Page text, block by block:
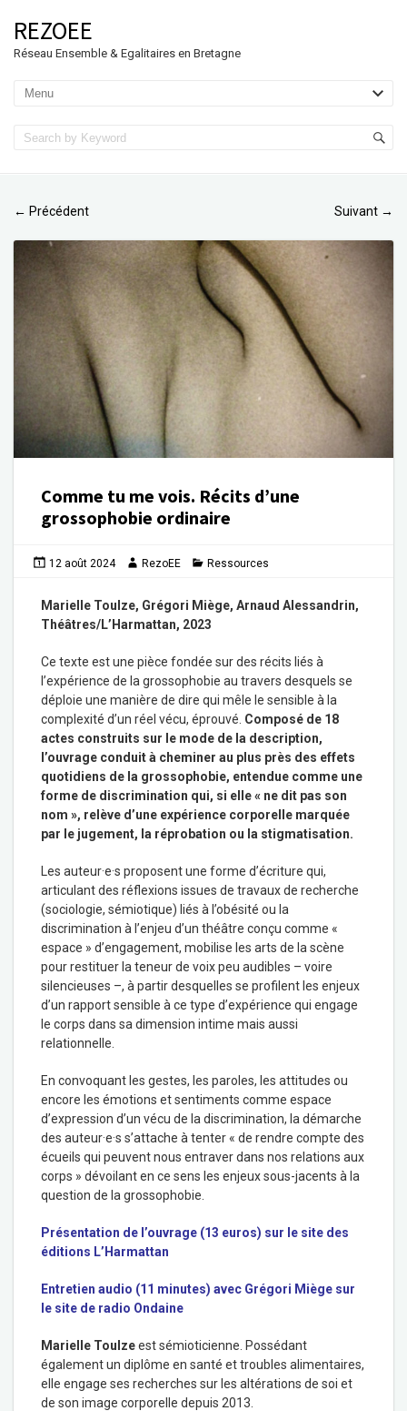
REZOEE
Réseau Ensemble & Egalitaires en Bretagne
← Précédent Suivant →
Comme tu me vois. Récits d’une
grossophobie ordinaire
12 août 2024 RezoEE Ressources
Marielle Toulze, Grégori Miège, Arnaud Alessandrin,
Théâtres/L’Harmattan, 2023
Ce texte est une pièce fondée sur des récits liés à
l’expérience de la grossophobie au travers desquels se
déploie une manière de dire qui mêle le sensible à la
complexité d’un réel vécu, éprouvé. Composé de 18
actes construits sur le mode de la description,
l’ouvrage conduit à cheminer au plus près des effets
quotidiens de la grossophobie, entendue comme une
forme de discrimination qui, si elle « ne dit pas son
nom », relève d’une expérience corporelle marquée
par le jugement, la réprobation ou la stigmatisation.
Les auteur·e·s proposent une forme d’écriture qui,
articulant des réflexions issues de travaux de recherche
(sociologie, sémiotique) liés à l’obésité ou la
discrimination à l’enjeu d’un théâtre conçu comme «
espace » d’engagement, mobilise les arts de la scène
pour restituer la teneur de voix peu audibles – voire
silencieuses –, à partir desquelles se profilent les enjeux
d’un rapport sensible à ce type d’expérience qui engage
le corps dans sa dimension intime mais aussi
relationnelle.
En convoquant les gestes, les paroles, les attitudes ou
encore les émotions et sentiments comme espace
d’expression d’un vécu de la discrimination, la démarche
des auteur·e·s s’attache à tenter « de rendre compte des
écueils qui peuvent nous entraver dans nos relations aux
corps » dévoilant en ce sens les enjeux sous-jacents à la
question de la grossophobie.
Présentation de l’ouvrage (13 euros) sur le site des
éditions L’Harmattan
Entretien audio (11 minutes) avec Grégori Miège sur
le site de radio Ondaine
Marielle Toulzeest sémioticienne. Possédant
également un diplôme en santé et troubles alimentaires,
elle engage ses recherches sur les altérations de soi et
de son image corporelle depuis 2013.